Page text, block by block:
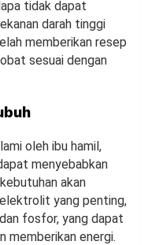
tidak dapat
darah tinggi
memberikan resep
sesuai dengan
oleh ibu hamil,
menyebabkan
akan
yang penting,
fosfor, yang dapat
memberikan energi.